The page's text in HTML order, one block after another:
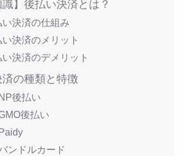
識】後払い決済とは？
い決済の仕組み
決済のメリット
決済のデメリット
の種類と特徴
後払い
後払い
ンドルカード